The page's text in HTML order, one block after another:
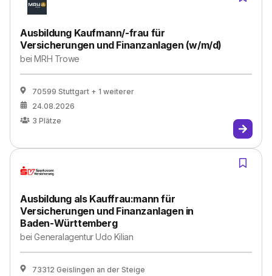
Ausbildung Kaufmann/-frau für
Versicherungen und Finanzanlagen (w/m/d)
beiMRH Trowe
70599 Stuttgart + 1 weiterer
24.08.2026
3 Plätze
Ausbildung als Kauffrau:mann für
Versicherungen und Finanzanlagen in
Baden-Württemberg
beiGeneralagentur Udo Kilian
73312 Geislingen an der Steige